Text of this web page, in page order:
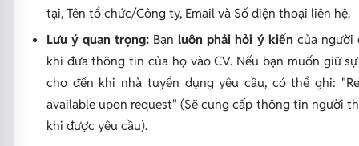
tại, Tên tổ chức/Công ty, Email và Số điện thoại liên hệ.
Lưu ý quan trọng: Bạnluôn phải hỏi ý kiến của người
khi đưa thông tin của họ vào CV. Nếu bạn muốn giữ
cho đến khi nhà tuyển dụng yêu cầu, có thể ghi:
available upon request" (Sẽ cung cấp thông tin người
khi được yêu cầu).